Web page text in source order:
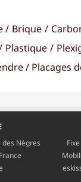
/ Brique /
Plastique /
/ Placages
des Nègres